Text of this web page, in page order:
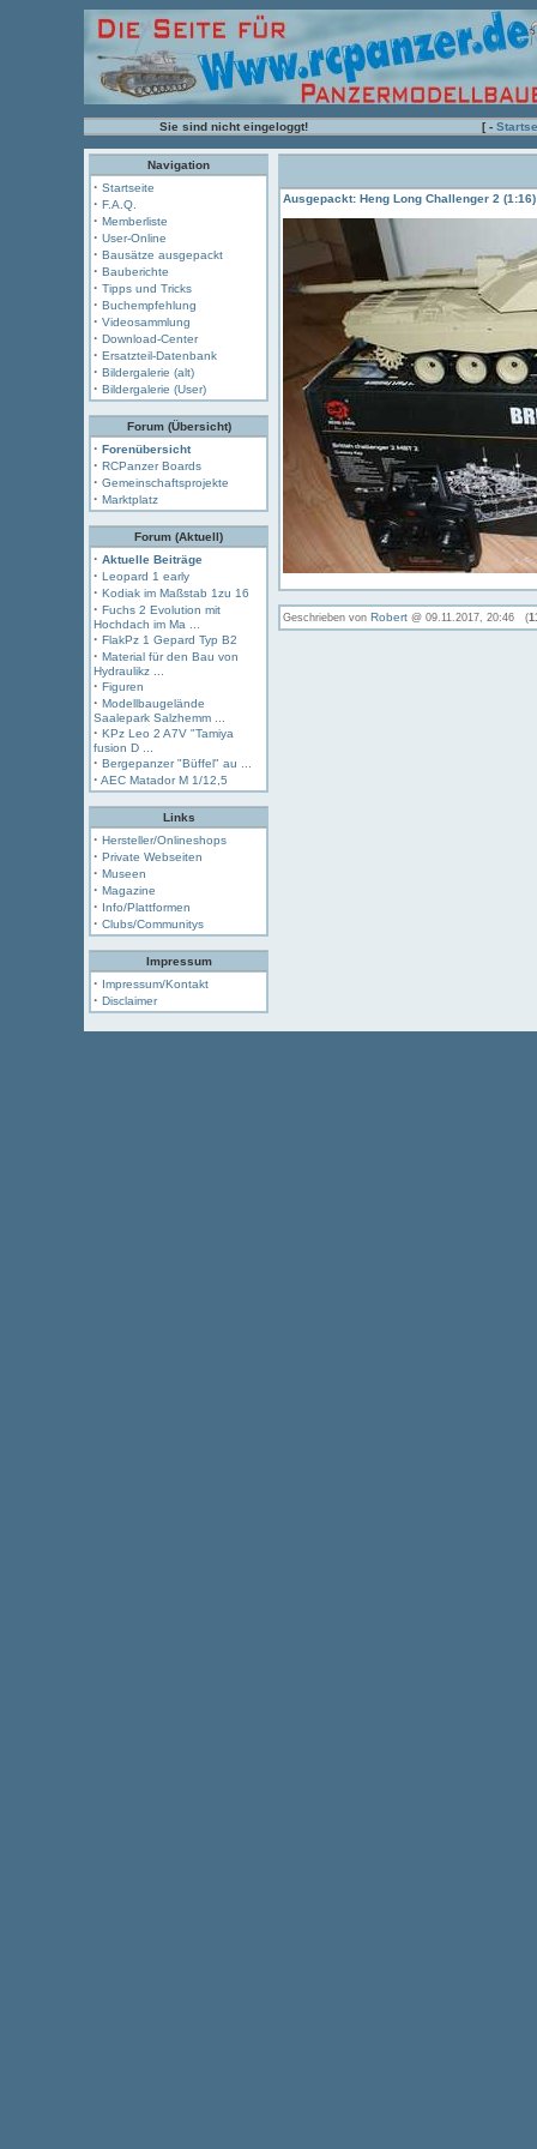
Sie sind nicht eingeloggt! [ -
Navigation
· Startseite
· F.A.Q.
· Memberliste
· User-Online
· Bausätze ausgepackt
· Bauberichte
· Tipps und Tricks
· Buchempfehlung
· Videosammlung
· Download-Center
· Ersatzteil-Datenbank
· Bildergalerie (alt)
· Bildergalerie (User)
Forum (Übersicht)
· Forenübersicht
· RCPanzer Boards
· Gemeinschaftsprojekte
· Marktplatz
Forum (Aktuell)
· Aktuelle Beiträge
· Leopard 1 early
· Kodiak im Maßstab 1zu 16
· Fuchs 2 Evolution mit
Hochdach im Ma ...
· FlakPz 1 Gepard Typ B2
· Material für den Bau von
Hydraulikz ...
· Figuren
· Modellbaugelände
Saalepark Salzhemm ...
· KPz Leo 2 A7V "Tamiya
fusion D ...
· Bergepanzer "Büffel" au ...
· AEC Matador M 1/12,5
Links
· Hersteller/Onlineshops
· Private Webseiten
· Museen
· Magazine
· Info/Plattformen
· Clubs/Communitys
Impressum
· Impressum/Kontakt
· Disclaimer
Ausgepackt: Heng Long Challenger 2 (1:16)
Geschrieben von Robert @ 09.11.2017, 20:46 (